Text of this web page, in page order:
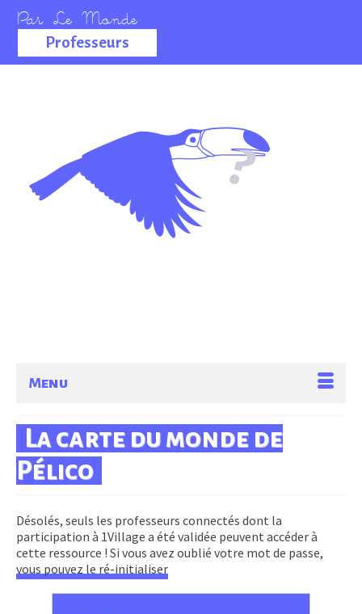
Professeurs
La salle des
professeurs
Menu
La carte du monde de
Pélico
Désolés, seuls les professeurs connectés dont la
participation à 1Village a été validée peuvent accéder à
cette ressource ! Si vous avez oublié votre mot de passe,
vous pouvez le ré-initialiser